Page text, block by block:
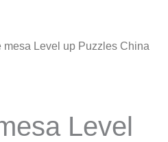
mesa Level up Puzzles China
Level